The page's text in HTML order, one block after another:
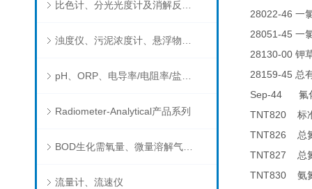
Radiometer-Analytical产品系列
BOD生化需氧量、微量溶解气体和现场水质测试组件以及其他分析仪
流量计、流速仪
28022-46 一
28051-45 一
28130-00 钾
28159-45 总
Sep-44 氟
TNT820 标
TNT826 总
TNT827 总
TNT830 氨